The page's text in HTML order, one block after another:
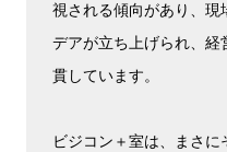
視される傾向があり、現
デアが立ち上げられ、
貫しています。
ビジコン＋室は、まさ